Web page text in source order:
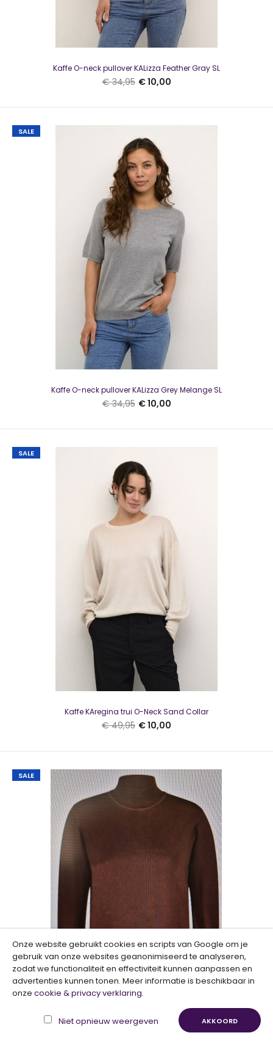
Onze website gebruikt cookies en scripts van Google om je
gebruik van onze websites geanonimiseerd te analyseren,
zodat we functionaliteit en effectiviteit kunnen aanpassen en
advertenties kunnen tonen. Meer informatie is beschikbaar in
onze cookie & privacy verklaring.
Niet opnieuw weergeven AKKOORD
Kaffe KAregina trui O-Neck Knit Dawn Purple
€ 49,95 € 10,00
Kaffe KAregina Trui O-Neck Knit Dawn PurpleMooie trui van
Kaffe met een subtiel glittertje. ..
Kaffe KAlizza Knit Pullover Soft Chambray
€ 34,95 € 10,00
Kaffe KAlizza Knit Pullover Soft ChambrayMooie knit pullover
Kaffe KAlizza Cardigan Dark Grey Melange
€ 10,00
Kaffe O-neck pullover KALizza Feather Gray SL
€ 34,95 € 10,00
SALE
Kaffe O-neck pullover KALizza Grey Melange SL
€ 34,95 € 10,00
SALE
Kaffe KAregina trui O-Neck Sand Collar
€ 49,95 € 10,00
SALE
Red Button Turtleneck Mocca